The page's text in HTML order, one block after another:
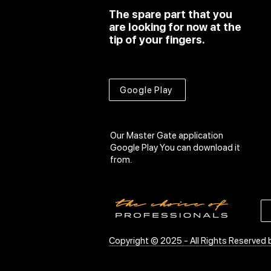
The spare part that you
are looking for now at the
tip of your fingers.
Google Play
Our Master Gate application
Google PlayYou can download it
from.
Copyright © 2025 - All Rights Reserved